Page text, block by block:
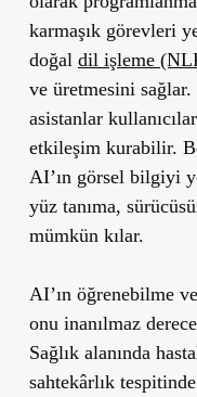
karmaşık görevleri
doğal dil işleme
ve üretmesini sağlar.
asistanlar
etkileşim kurabilir.
AI’ın görsel bilgiyi
yüz tanıma,
mümkün kılar.
AI’ın öğrenebilme
onu inanılmaz
Sağlık alanında
sahtekârlık